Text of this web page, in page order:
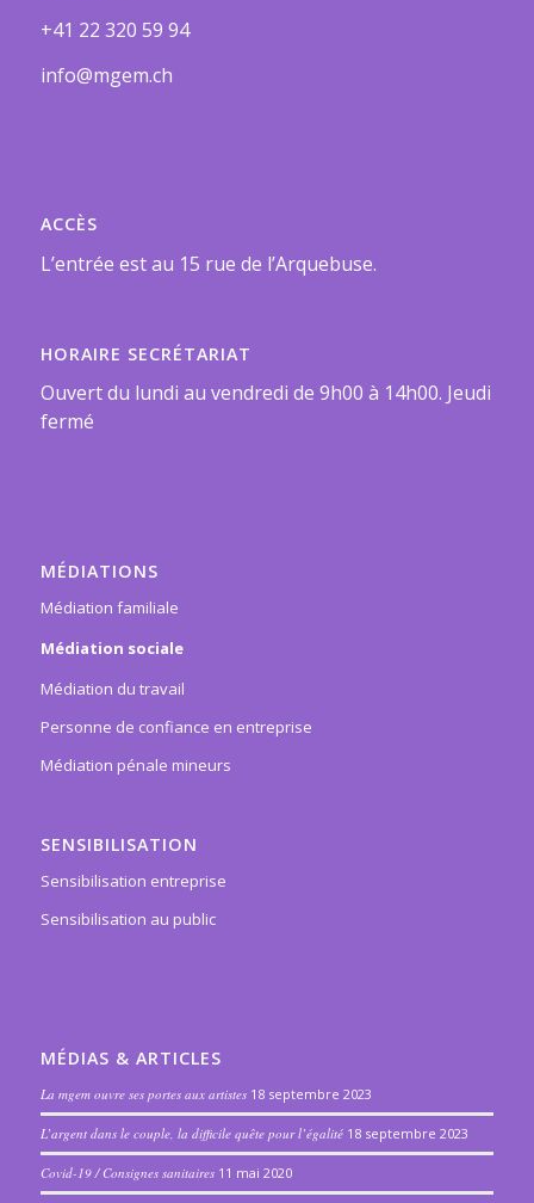
+41 22 320 59 94
info@mgem.ch
ACCÈS
L’entrée est au 15 rue de l’Arquebuse.
HORAIRE SECRÉTARIAT
Ouvert du lundi au vendredi de 9h00 à 14h00. Jeudi
fermé
MÉDIATIONS
Médiation familiale
Médiation sociale
Médiation du travail
Personne de confiance en entreprise
Médiation pénale mineurs
SENSIBILISATION
Sensibilisation entreprise
Sensibilisation au public
MÉDIAS & ARTICLES
La mgem ouvre ses portes aux artistes 18 septembre 2023
L’argent dans le couple, la difficile quête pour l’égalité 18 septembre 2023
Covid-19 / Consignes sanitaires 11 mai 2020